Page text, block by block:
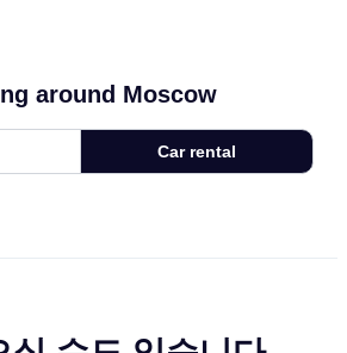
around Moscow
Car rental